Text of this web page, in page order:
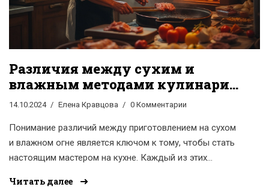
Различия между сухим и
влажным методами кулинарии:
секреты и советы
14.10.2024 Елена Кравцова 0 Комментарии
Понимание различий между приготовлением на сухом
и влажном огне является ключом к тому, чтобы стать
настоящим мастером на кухне. Каждый из этих
подходит для различных видов блюд. В этом
Читать далее